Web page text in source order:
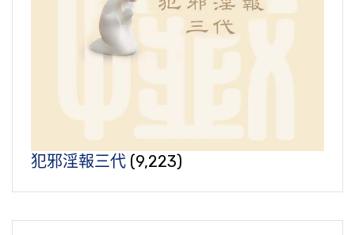
犯邪淫報三代 (9,223)